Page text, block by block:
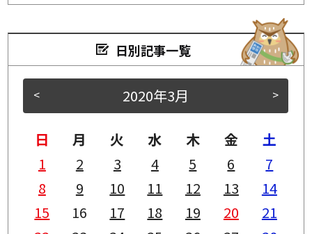
日別記事一覧
< >
2020年3月
日 月 火 水 木 金
土
1
2 3 4 5 6
7
8
9 10 11 12 13
14
15
16 17 18 19 20
21